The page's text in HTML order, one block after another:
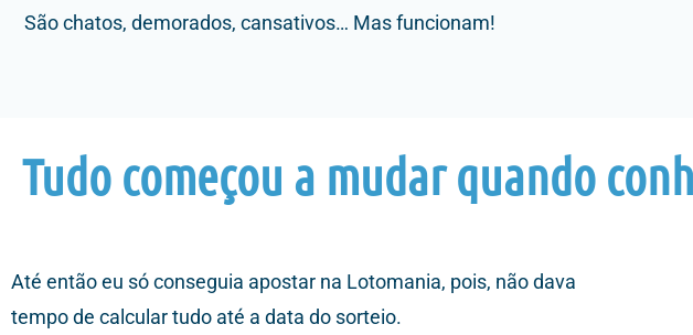
São chatos, demorados, cansativos… Mas funcionam!
Tudo começou a mudar quando
Até então eu só conseguia apostar na Lotomania, pois, não dava
tempo de calcular tudo até a data do sorteio.